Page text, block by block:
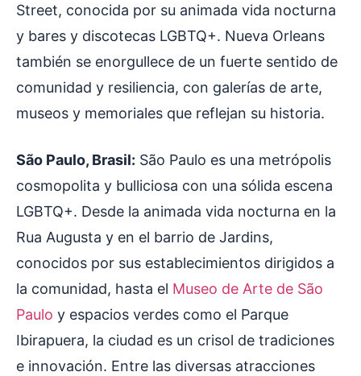
Street, conocida por su animada vida nocturna
y bares y discotecas LGBTQ+. Nueva Orleans
también se enorgullece de un fuerte sentido de
comunidad y resiliencia, con galerías de arte,
museos y memoriales que reflejan su historia.
São Paulo, Brasil: São Paulo es una metrópolis
cosmopolita y bulliciosa con una sólida escena
LGBTQ+. Desde la animada vida nocturna en la
Rua Augusta y en el barrio de Jardins,
conocidos por sus establecimientos dirigidos a
la comunidad, hasta el Museo de Arte de São
Paulo y espacios verdes como el Parque
Ibirapuera, la ciudad es un crisol de tradiciones
e innovación. Entre las diversas atracciones